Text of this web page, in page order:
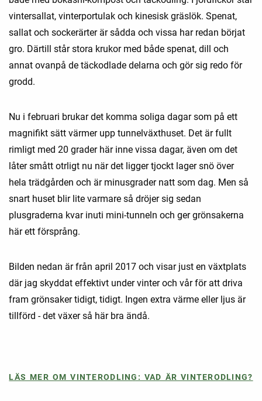
vintersallat, vinterportulak och kinesisk gräslök. Spenat,
sallat och sockerärter är sådda och vissa har redan börjat
gro. Därtill står stora krukor med både spenat, dill och
annat ovanpå de täckodlade delarna och gör sig redo för
grodd.
Nu i februari brukar det komma soliga dagar som på ett
magnifikt sätt värmer upp tunnelväxthuset. Det är fullt
rimligt med 20 grader här inne vissa dagar, även om det
låter smått otrligt nu när det ligger tjockt lager snö över
hela trädgården och är minusgrader natt som dag. Men så
snart huset blir lite varmare så dröjer sig sedan
plusgraderna kvar inuti mini-tunneln och ger grönsakerna
här ett försprång.
Bilden nedan är från april 2017 och visar just en växtplats
där jag skyddat effektivt under vinter och vår för att driva
fram grönsaker tidigt, tidigt. Ingen extra värme eller ljus är
tillförd - det växer så här bra ändå.
LÄS MER OM VINTERODLING: VAD ÄR VINTERODLING?